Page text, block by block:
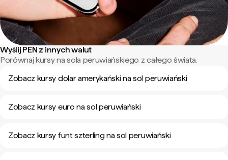
Wyślij PEN z innych walut
Porównaj kursy na sola peruwiańskiego z całego świata.
Zobacz kursy dolar amerykański na sol peruwiański
Zobacz kursy euro na sol peruwiański
Zobacz kursy funt szterling na sol peruwiański